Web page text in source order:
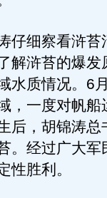
细察看浒苔
解浒苔的爆发
水质情况。6
，一度对帆船
后，胡锦涛总
。经过广大军
性胜利。